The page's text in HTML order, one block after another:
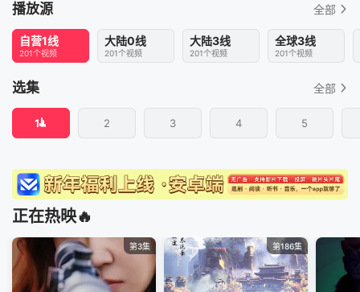
播放源 全部
自营1线
201个视频
大陆0线
201个视频
大陆3线
201个视频
全球3线
201个视频
选集 全部
1 2 3 4 5
正在热映🔥
第3集 第186集